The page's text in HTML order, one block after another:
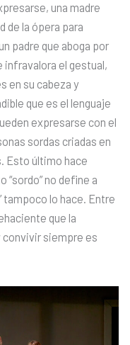
una madre
de la ópera para
padre que aboga por
infravalora el gestual,
en su cabeza y
que es el lenguaje
expresarse con el
sordas criadas en
Esto último hace
“sordo” no define a
tampoco lo hace. Entre
que la
convivir siempre es